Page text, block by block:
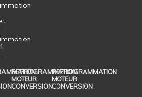
REPROGRAMMATION
MOTEUR
CONVERSION
REPROGRAMMATION
MOTEUR
CONVERSION